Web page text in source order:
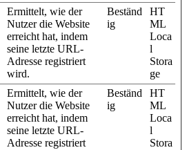
Ermittelt, wie der
Nutzer die Website
erreicht hat, indem
seine letzte URL-
Adresse registriert
wird.
Beständ
ig
HT
ML
Loca
l
Stora
ge
Ermittelt, wie der
Nutzer die Website
erreicht hat, indem
seine letzte URL-
Adresse registriert
Beständ
ig
HT
ML
Loca
l
Stora